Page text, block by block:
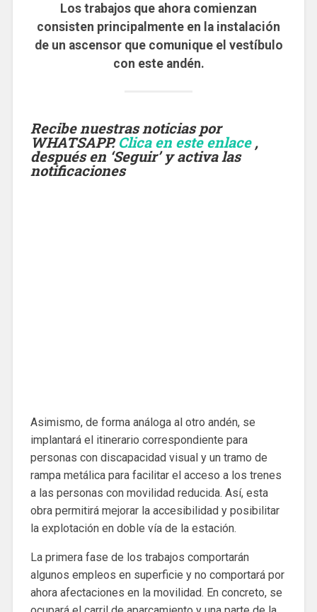
Los trabajos que ahora comienzan
consisten principalmente en la instalación
de un ascensor que comunique el vestíbulo
con este andén.
Recibe nuestras noticias por
WHATSAPP. Clica en este enlace,
después en ‘Seguir’ y activa las
notificaciones
Asimismo, de forma análoga al otro andén, se
implantará el itinerario correspondiente para
personas con discapacidad visual y un tramo de
rampa metálica para facilitar el acceso a los trenes
a las personas con movilidad reducida. Así, esta
obra permitirá mejorar la accesibilidad y posibilitar
la explotación en doble vía de la estación.
La primera fase de los trabajos comportarán
algunos empleos en superficie y no comportará por
ahora afectaciones en la movilidad. En concreto, se